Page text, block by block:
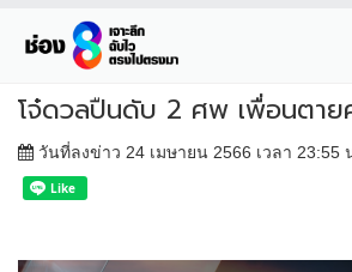
โจ๋ดวลปืนดับ 2 ศพ เพื่อนตาย
วันที่ลงข่าว 24 เมษายน 2566 เวลา 23:55